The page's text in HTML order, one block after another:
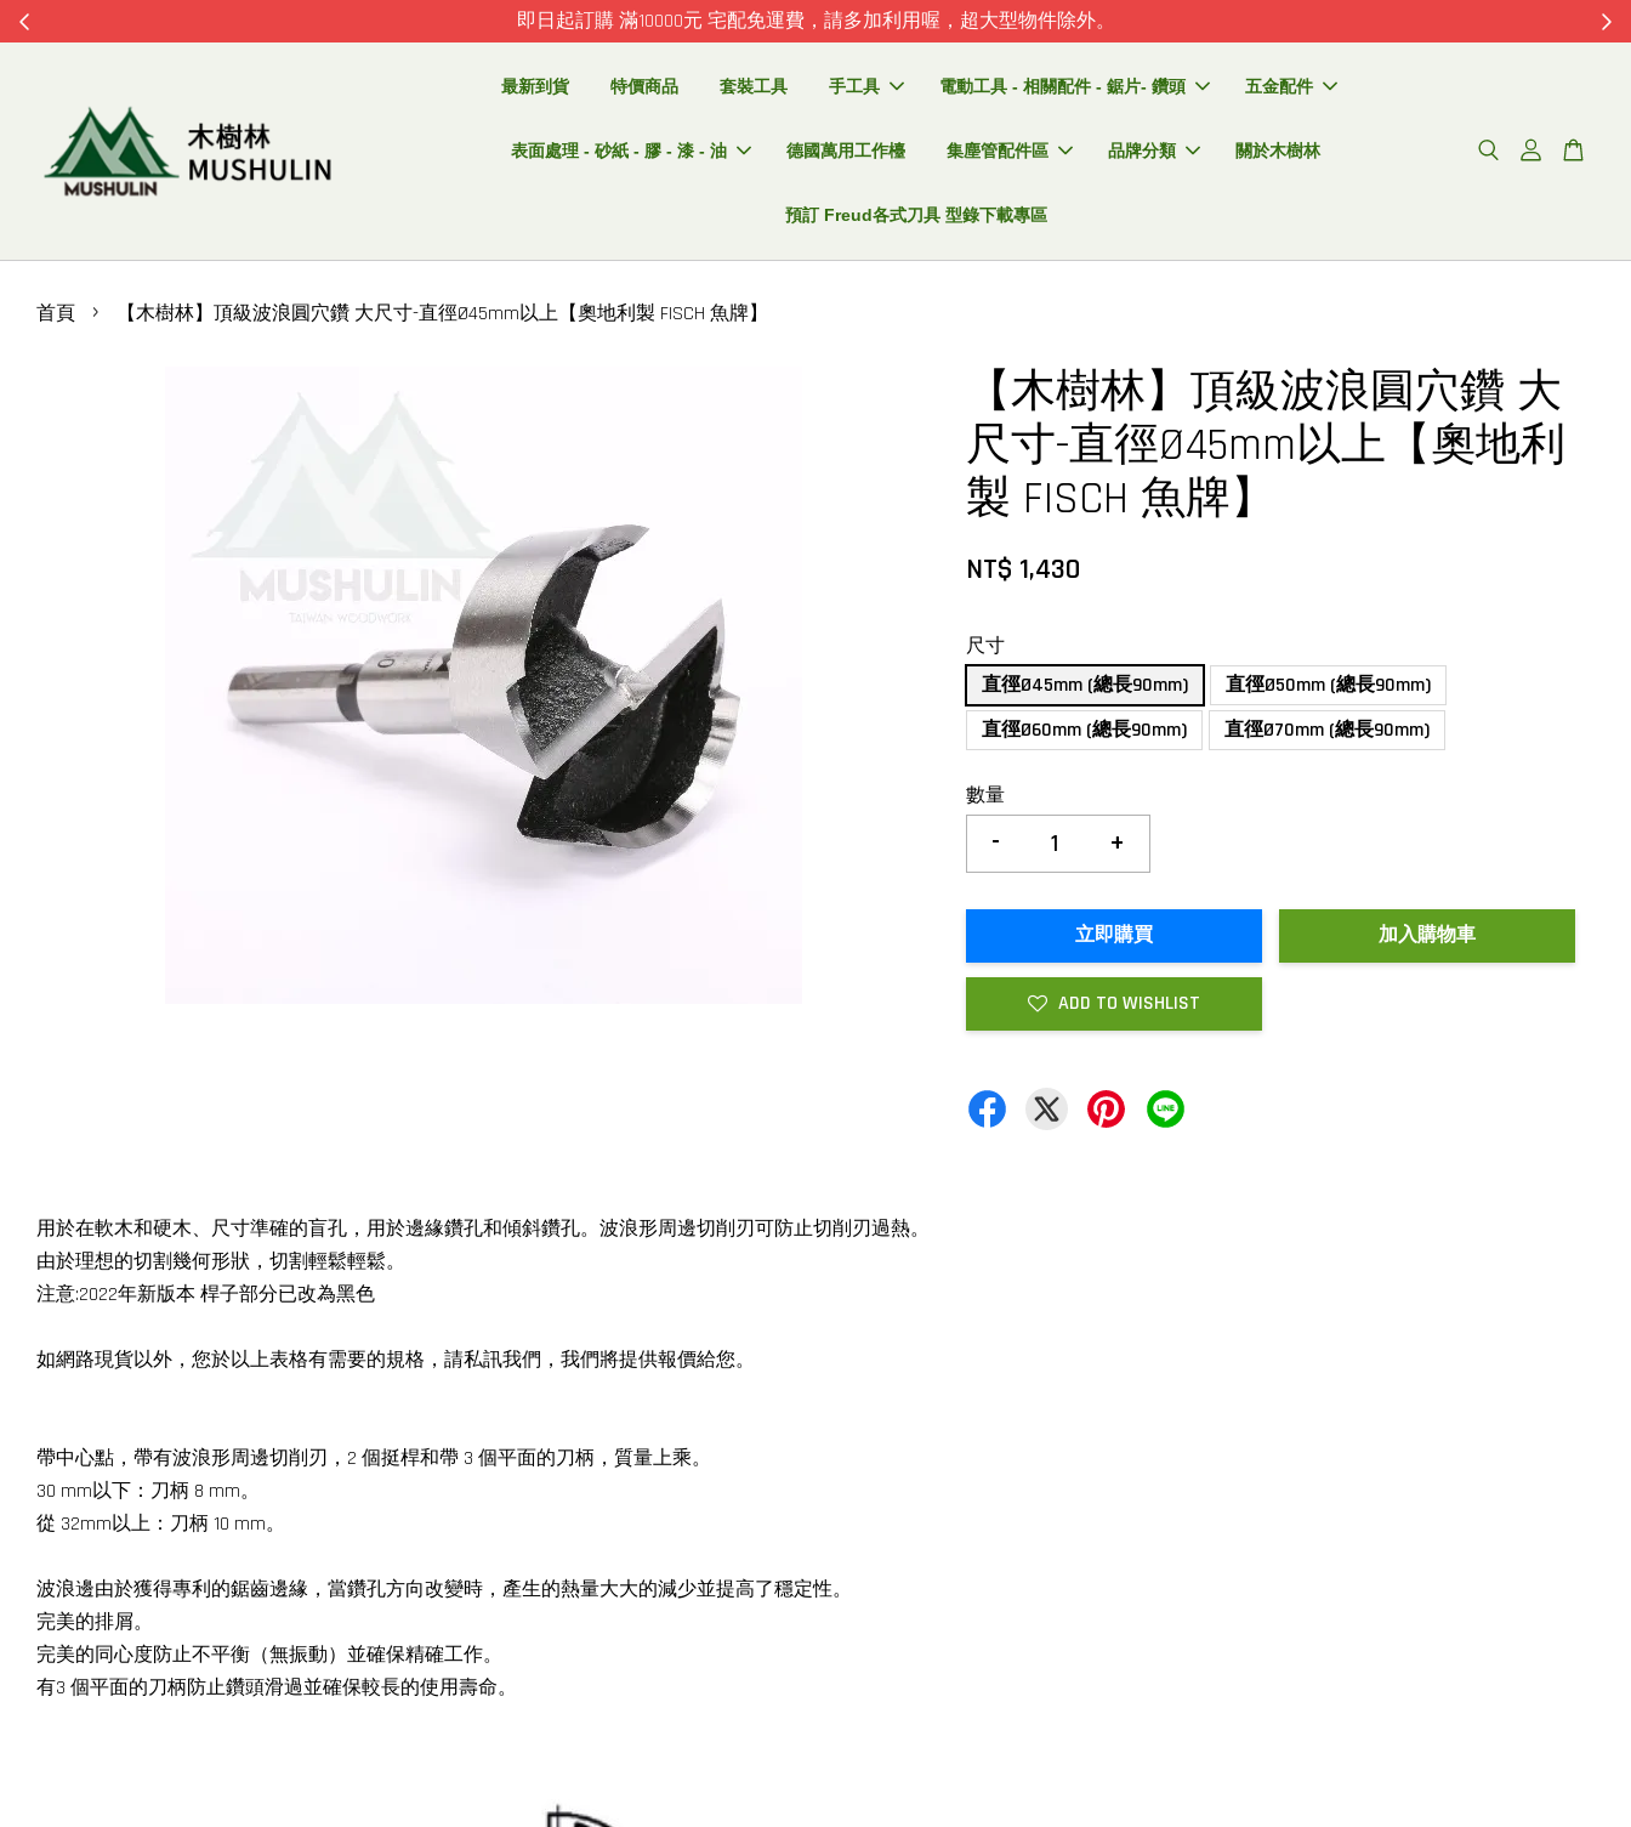
即日起訂購 滿10000元 宅配免運費，請多加利用喔，超大型物件除外。
最新到貨 特價商品 套裝工具 手工具 電動工具 - 相關配件 - 鋸片- 鑽頭 五金配件
表面處理 - 砂紙 - 膠 - 漆 - 油 德國萬用工作檯 集塵管配件區 品牌分類 關於木樹林
預訂 Freud各式刀具 型錄下載專區
首頁 › 【木樹林】頂級波浪圓穴鑽 大尺寸-直徑Ø45mm以上【奧地利製 FISCH 魚牌】
【木樹林】頂級波浪圓穴鑽 大
尺寸-直徑Ø45mm以上【奧地利
製 FISCH 魚牌】
NT$ 1,430
尺寸
直徑Ø45mm (總長90mm)
直徑Ø50mm (總長90mm)
直徑Ø60mm (總長90mm)
直徑Ø70mm (總長90mm)
數量
- +
立即購買 加入購物車
ADD TO WISHLIST
用於在軟木和硬木、尺寸準確的盲孔，用於邊緣鑽孔和傾斜鑽孔。波浪形周邊切削刃可防止切削刃過熱。
由於理想的切割幾何形狀，切割輕鬆輕鬆。
注意:2022年新版本 桿子部分已改為黑色
如網路現貨以外，您於以上表格有需要的規格，請私訊我們，我們將提供報價給您。
帶中心點，帶有波浪形周邊切削刃，2 個挺桿和帶 3 個平面的刀柄，質量上乘。
30 mm以下：刀柄 8 mm。
從 32mm以上：刀柄 10 mm。
波浪邊由於獲得專利的鋸齒邊緣，當鑽孔方向改變時，產生的熱量大大的減少並提高了穩定性。
完美的排屑。
完美的同心度防止不平衡（無振動）並確保精確工作。
有3 個平面的刀柄防止鑽頭滑過並確保較長的使用壽命。